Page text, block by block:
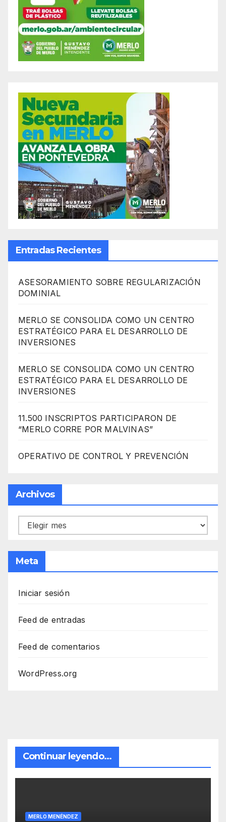
Entradas Recientes
ASESORAMIENTO SOBRE REGULARIZACIÓN
DOMINIAL
MERLO SE CONSOLIDA COMO UN CENTRO
ESTRATÉGICO PARA EL DESARROLLO DE
INVERSIONES
MERLO SE CONSOLIDA COMO UN CENTRO
ESTRATÉGICO PARA EL DESARROLLO DE
INVERSIONES
11.500 INSCRIPTOS PARTICIPARON DE
“MERLO CORRE POR MALVINAS”
OPERATIVO DE CONTROL Y PREVENCIÓN
Archivos
Archivos
Meta
Iniciar sesión
Feed de entradas
Feed de comentarios
WordPress.org
Continuar leyendo...
MERLO MENÉNDEZ